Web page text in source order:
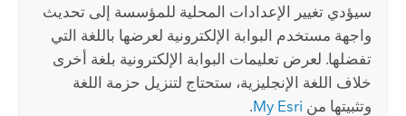
سيؤدي تغيير الإعدادات المحلية للمؤسسة إلى تحديث
واجهة مستخدم البوابة الإلكترونية لعرضها باللغة التي
تفضلها. لعرض تعليمات البوابة الإلكترونية بلغة أخرى
خلاف اللغة الإنجليزية، ستحتاج لتنزيل حزمة اللغة
وتثبيتها من My Esri
.